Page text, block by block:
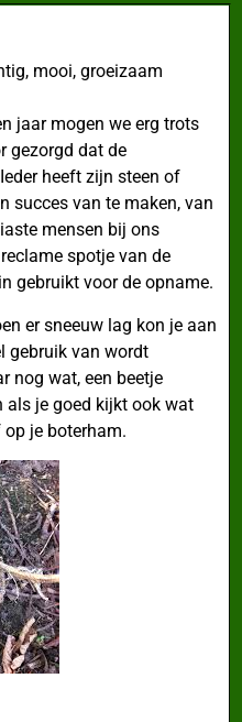
mooi, groeizaam
jaar mogen we erg trots
gezorgd dat de
heeft zijn steen of
succes van te maken, van
mensen bij ons
spotje van de
gebruikt voor de opname.
er sneeuw lag kon je aan
gebruik van wordt
nog wat, een beetje
als je goed kijkt ook wat
op je boterham.